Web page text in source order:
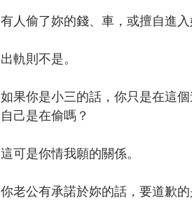
有人偷了妳的錢、車，或擅自進
出軌則不是。
如果你是小三的話，你只是在這
自己是在偷嗎？
這可是你情我願的關係。
你老公有承諾於妳的話，要道歉的